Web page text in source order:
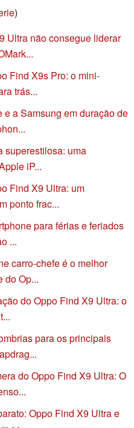
)
Ultra não consegue liderar
Find X9s Pro: o mini-
trás...
e a Samsung em duração de
superestilosa: uma
iP...
Find X9 Ultra: um
ponto frac...
para férias e feriados
...
carro-chefe é o melhor
do Op...
do Oppo Find X9 Ultra: o
para os principais
do Oppo Find X9 Ultra: O
Oppo Find X9 Ultra e